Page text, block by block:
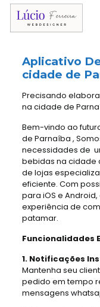
Aplicativo
cidade de
Precisando
na cidade de
Bem-vindo ao
de Parnaíba ,
necessidades de
bebidas na cidade
de lojas
eficiente. Com
para iOS e
experiência de
patamar.
Funcionalidades
1. Notificações
Mantenha seu
pedido em tempo
mensagens